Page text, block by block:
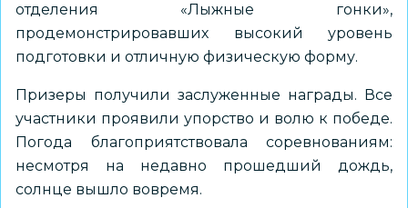
отделения «Лыжные гонки»,
продемонстрировавших высокий уровень
подготовки и отличную физическую форму.
Призеры получили заслуженные награды. Все
участники проявили упорство и волю к победе.
Погода благоприятствовала соревнованиям:
несмотря на недавно прошедший дождь,
солнце вышло вовремя.